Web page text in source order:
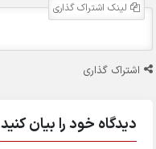
لینک اشتراک گذاری
اشتراک گذاری
دیدگاه خود را بیان کنید